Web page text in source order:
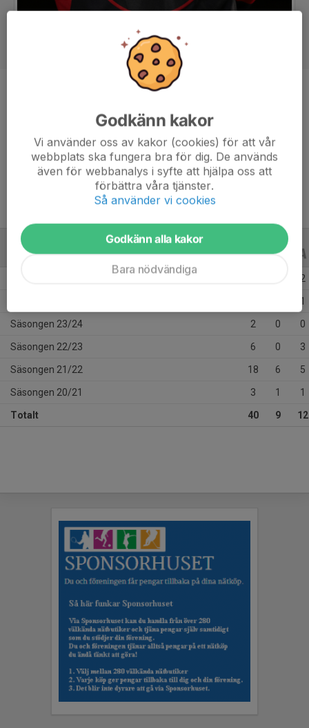
30 år
Längd
185 cm
79 kg
ALLA SERIER ALLA ÅR
2
1
Säsongen 23/24 2 0 0
Säsongen 22/23 6 0 3
Säsongen 21/22 18 6 5
Säsongen 20/21 3 1 1
Totalt 40 9 12
Godkänn kakor
Vi använder oss av kakor (cookies) för att vår
webbplats ska fungera bra för dig. De används
även för webbanalys i syfte att hjälpa oss att
förbättra våra tjänster.
Så använder vi cookies
Godkänn alla kakor
Bara nödvändiga